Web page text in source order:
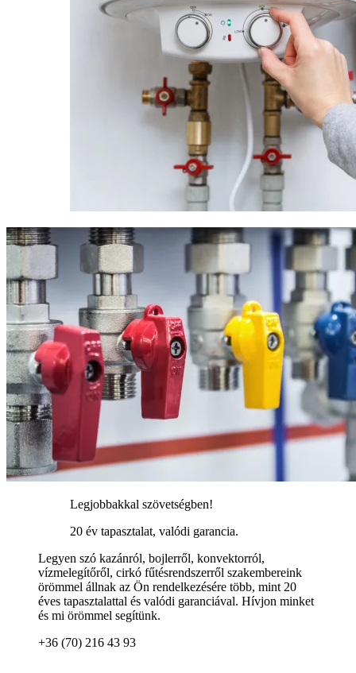
Legjobbakkal szövetségben!
20 év tapasztalat, valódi garancia.
Legyen szó kazánról, bojlerről, konvektorról,
vízmelegítőről, cirkó fűtésrendszerről szakembereink
örömmel állnak az Ön rendelkezésére több, mint 20
éves tapasztalattal és valódi garanciával. Hívjon minket
és mi örömmel segítünk.
+36 (70) 216 43 93